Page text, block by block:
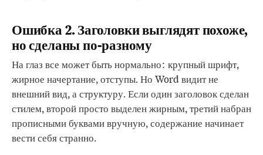
Ошибка 2. Заголовки выглядят похоже,
но сделаны по-разному
На глаз все может быть нормально: крупный шрифт,
жирное начертание, отступы. Но Word видит не
внешний вид, а структуру. Если один заголовок сделан
стилем, второй просто выделен жирным, третий набран
прописными буквами вручную, содержание начинает
вести себя странно.